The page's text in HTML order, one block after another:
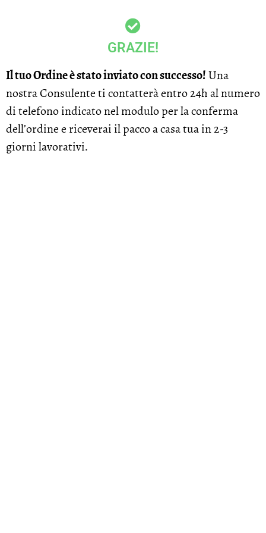
GRAZIE!
Il tuo Ordine è stato inviato con successo!Una
nostra Consulente ti contatterà entro 24h al numero
di telefono indicato nel modulo per la conferma
dell’ordine e riceverai il pacco a casa tua in 2-3
giorni lavorativi.